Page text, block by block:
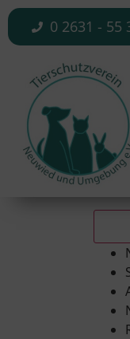
0 2631 - 55